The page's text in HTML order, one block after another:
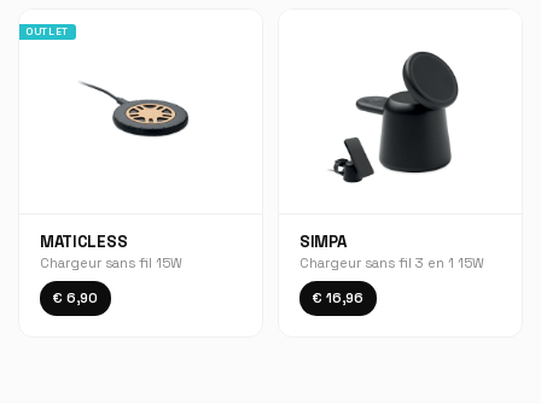
OUTLET
MATICLESS
Chargeur sans fil 15W
€ 6,90
SIMPA
Chargeur sans fil 3 en 1 15W
€ 16,96